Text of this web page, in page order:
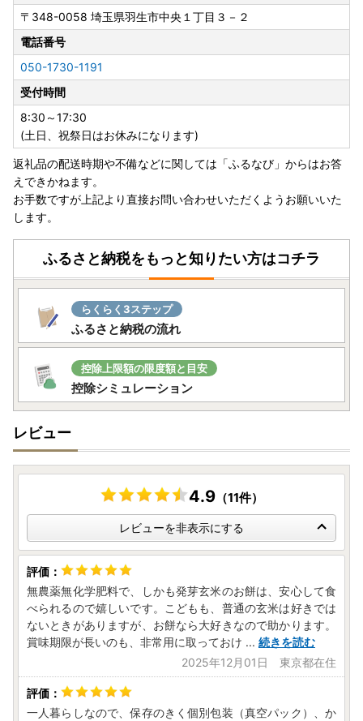
〒348-0058 埼玉県羽生市中央１丁目３－２
電話番号
050-1730-1191
受付時間
8:30～17:30
(土日、祝祭日はお休みになります)
返礼品の配送時期や不備などに関しては「ふるなび」からはお答
えできかねます。
お手数ですが上記より直接お問い合わせいただくようお願いいた
します。
ふるさと納税をもっと知りたい方はコチラ
らくらく3ステップ
ふるさと納税の流れ
控除上限額の限度額と目安
控除シミュレーション
レビュー
4.9（11件）
レビューを非表示にする
無農薬無化学肥料で、しかも発芽玄米のお餅は、安心して食
べられるので嬉しいです。こどもも、普通の玄米は好きでは
ないときがありますが、お餅なら大好きなので助かります。
賞味期限が長いのも、非常用に取っておけ ... 続きを読む
2025年12月01日 東京都在住
一人暮らしなので、保存のきく個別包装（真空パック）、か